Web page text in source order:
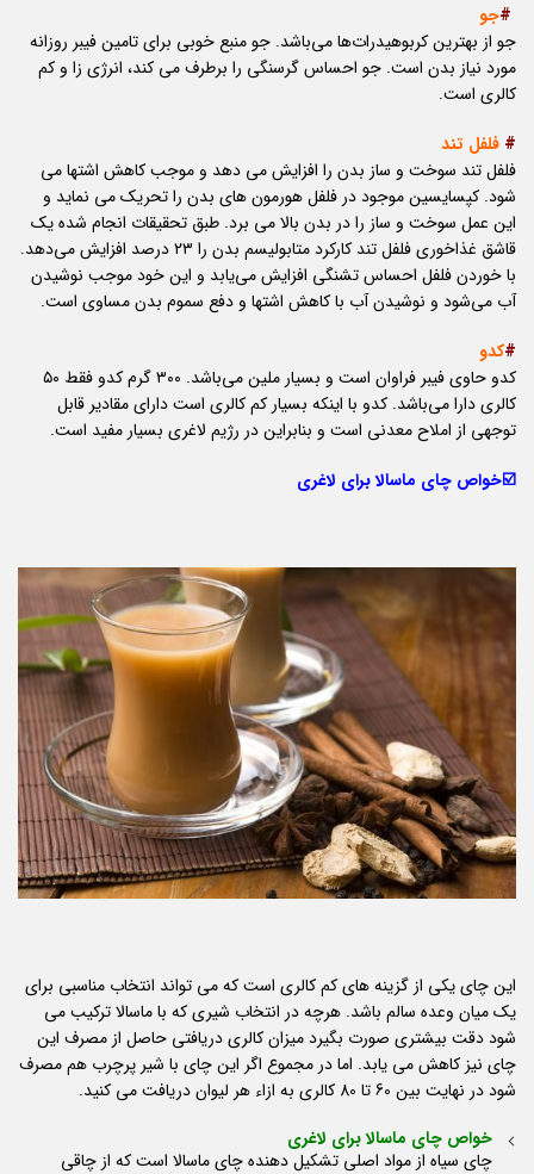
#جو
جو از بهترین کربوهیدرات‌ها می‌باشد. جو منبع خوبی برای تامین فیبر روزانه
مورد نیاز بدن است. جو احساس گرسنگی را برطرف می کند، انرژی زا و کم
کالری است.
# فلفل تند
فلفل تند سوخت و ساز بدن را افزایش می دهد و موجب کاهش اشتها می
شود. کپسایسین موجود در فلفل هورمون های بدن را تحریک می نماید و
این عمل سوخت و ساز را در بدن بالا می برد. طبق تحقیقات انجام شده یک
قاشق غذاخوری فلفل تند کارکرد متابولیسم بدن را ۲۳ درصد افزایش می‌دهد.
با خوردن فلفل احساس تشنگی افزایش می‌یابد و این خود موجب نوشیدن
آب می‌شود و نوشیدن آب با کاهش اشتها و دفع سموم بدن مساوی است.
#کدو
کدو حاوی فیبر فراوان است و بسیار ملین می‌باشد. ۳۰۰ گرم کدو فقط ۵۰
کالری دارا می‌باشد. کدو با اینکه بسیار کم کالری است دارای مقادیر قابل
توجهی از املاح معدنی است و بنابراین در رژیم لاغری بسیار مفید است.
☑️خواص چای ماسالا برای لاغری
این چای یکی از گزینه های کم کالری است که می تواند انتخاب مناسبی برای
یک میان وعده سالم باشد. هرچه در انتخاب شیری که با ماسالا ترکیب می
شود دقت بیشتری صورت بگیرد میزان کالری دریافتی حاصل از مصرف این
چای نیز کاهش می یابد. اما در مجموع اگر این چای با شیر پرچرب هم مصرف
شود در نهایت بین 60 تا 80 کالری به ازاء هر لیوان دریافت می کنید.
خواص چای ماسالا برای لاغری
چای سیاه از مواد اصلی تشکیل دهنده چای ماسالا است که از چاقی